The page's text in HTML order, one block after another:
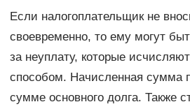
Если налогоплательщик не
своевременно, то ему могут
за неуплату, которые
способом. Начисленная сумма
сумме основного долга. Также